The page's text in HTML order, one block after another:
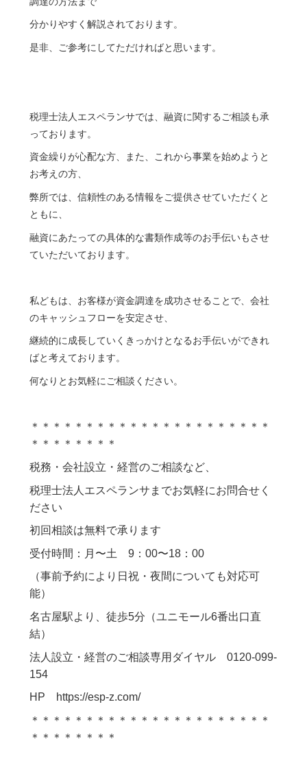
分かりやすく解説されております。
是非、ご参考にしてただければと思います。
税理士法人エスペランサでは、融資に関するご相談も承
っております。
資金繰りが心配な方、また、これから事業を始めようと
お考えの方、
弊所では、信頼性のある情報をご提供させていただくと
ともに、
融資にあたっての具体的な書類作成等のお手伝いもさせ
ていただいております。
私どもは、お客様が資金調達を成功させることで、会社
のキャッシュフローを安定させ、
継続的に成長していくきっかけとなるお手伝いができれ
ばと考えております。
何なりとお気軽にご相談ください。
＊＊＊＊＊＊＊＊＊＊＊＊＊＊＊＊＊＊＊＊＊＊
＊＊＊＊＊＊＊＊
税務・会社設立・経営のご相談など、
税理士法人エスペランサまでお気軽にお問合せく
ださい
初回相談は無料で承ります
受付時間：月〜土 9：00〜18：00
（事前予約により日祝・夜間についても対応可
能）
名古屋駅より、徒歩5分（ユニモール6番出口直
結）
法人設立・経営のご相談専用ダイヤル 0120-099-
154
HP https://esp-z.com/
＊＊＊＊＊＊＊＊＊＊＊＊＊＊＊＊＊＊＊＊＊＊
＊＊＊＊＊＊＊＊